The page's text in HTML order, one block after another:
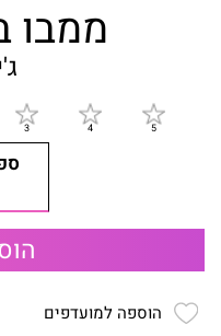
ממבו
הוספה למועדפים